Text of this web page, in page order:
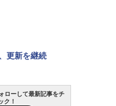
更新を継続
ローして最新記事をチ
ク！